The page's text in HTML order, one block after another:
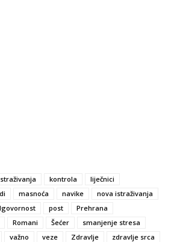
kontrola
liječnici
masnoća navike
nova istraživanja
post
Prehrana
Romani Šećer
smanjenje stresa
važno veze Zdravlje zdravlje srca